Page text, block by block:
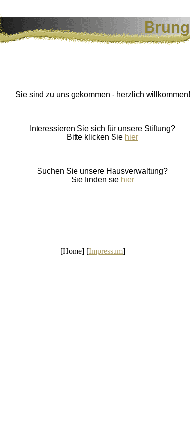
Sie sind zu uns gekommen - herzlich willkommen!
Interessieren Sie sich für unsere Stiftung?
Bitte klicken Sie hier
Suchen Sie unsere Hausverwaltung?
Sie finden sie hier
[Home] [Impressum]